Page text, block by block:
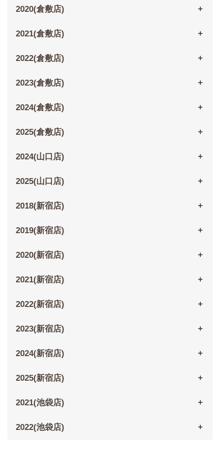
2020(倉敷店)
2021(倉敷店)
2022(倉敷店)
2023(倉敷店)
2024(倉敷店)
2025(倉敷店)
2024(山口店)
2025(山口店)
2018(新宿店)
2019(新宿店)
2020(新宿店)
2021(新宿店)
2022(新宿店)
2023(新宿店)
2024(新宿店)
2025(新宿店)
2021(池袋店)
2022(池袋店)